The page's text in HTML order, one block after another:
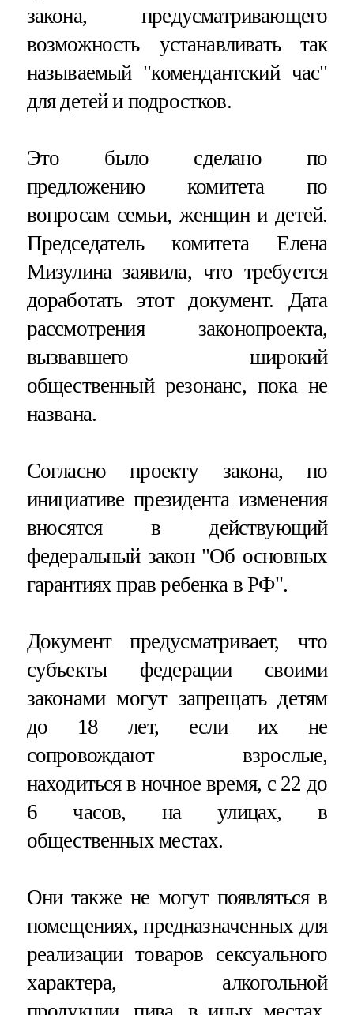
закона, предусматривающего
возможность устанавливать так
называемый "комендантский час"
для детей и подростков.
Это было сделано по
предложению комитета по
вопросам семьи, женщин и детей.
Председатель комитета Елена
Мизулина заявила, что требуется
доработать этот документ. Дата
рассмотрения законопроекта,
вызвавшего широкий
общественный резонанс, пока не
названа.
Согласно проекту закона, по
инициативе президента изменения
вносятся в действующий
федеральный закон "Об основных
гарантиях прав ребенка в РФ".
Документ предусматривает, что
субъекты федерации своими
законами могут запрещать детям
до 18 лет, если их не
сопровождают взрослые,
находиться в ночное время, с 22 до
6 часов, на улицах, в
общественных местах.
Они также не могут появляться в
помещениях, предназначенных для
реализации товаров сексуального
характера, алкогольной